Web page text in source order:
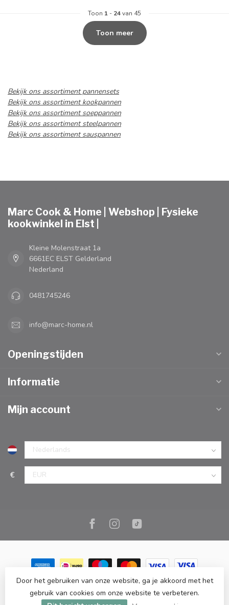
Toon 1 - 24van 45
Toon meer
Bekijk ons assortiment pannensets
Bekijk ons assortiment kookpannen
Bekijk ons assortiment soeppannen
Bekijk ons assortiment steelpannen
Bekijk ons assortiment sauspannen
Marc Cook & Home | Webshop | Fysieke
kookwinkel in Elst |
Kleine Molenstraat 1a
6661EC ELST Gelderland
Nederland
0481745246
info@marc-home.nl
Openingstijden
Informatie
Mijn account
€
© Copyright 2026 Marc Cook & Home | Webshop | Fysieke
kookwinkel in Elst |- Powered byLightspeed-Lightspeed design
Door het gebruiken van onze website, ga je akkoord met het
gebruik van cookies om onze website te verbeteren.